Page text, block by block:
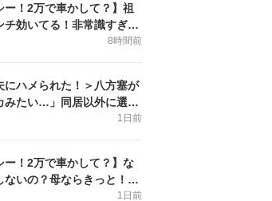
ー！2万で車かして？】祖
チ効いてる！非常識すぎ＜
マ母道場
8時間前
にハメられた！＞八方塞が
みたい…」同居以外に選択
話まんが】
1日前
ー！2万で車かして？】な
ないの？母ならきっと！＜
マ母道場
1日前